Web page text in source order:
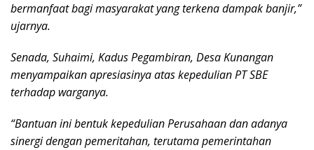
bermanfaat bagi masyarakat yang terkena dampak banjir,”
ujarnya.
Senada, Suhaimi, Kadus Pegambiran, Desa Kunangan
menyampaikan apresiasinya atas kepedulian PT SBE
terhadap warganya.
“Bantuan ini bentuk kepedulian Perusahaan dan adanya
sinergi dengan pemeritahan, terutama pemerintahan